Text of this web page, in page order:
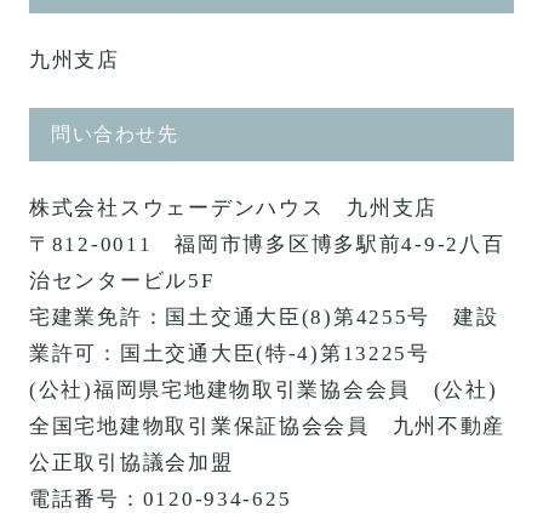
九州支店
問い合わせ先
株式会社スウェーデンハウス 九州支店
〒812-0011 福岡市博多区博多駅前4-9-2八百
治センタービル5F
宅建業免許：国土交通大臣(8)第4255号 建設
業許可：国土交通大臣(特-4)第13225号
(公社)福岡県宅地建物取引業協会会員 (公社)
全国宅地建物取引業保証協会会員 九州不動産
公正取引協議会加盟
電話番号：0120-934-625